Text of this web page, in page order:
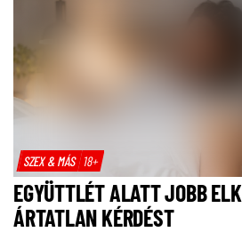
SZEX & MÁS 18+
EGYÜTTLÉT ALATT JOBB
ÁRTATLAN KÉRDÉST